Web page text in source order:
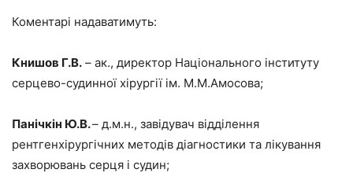
Коментарі надаватимуть:
Книшов Г.В. – ак., директор Національного інституту
серцево-судинної хірургії ім. М.М.Амосова;
Панічкін Ю.В.– д.м.н., завідувач відділення
рентгенхірургічних методів діагностики та лікування
захворювань серця і судин;